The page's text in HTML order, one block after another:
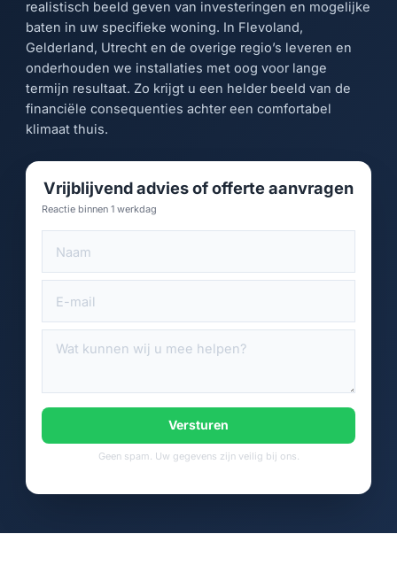
realistisch beeld geven van investeringen en mogelijke
baten in uw specifieke woning. In Flevoland,
Gelderland, Utrecht en de overige regio’s leveren en
onderhouden we installaties met oog voor lange
termijn resultaat. Zo krijgt u een helder beeld van de
financiële consequenties achter een comfortabel
klimaat thuis.
Vrijblijvend advies of offerte aanvragen
Reactie binnen 1 werkdag
Versturen
Geen spam. Uw gegevens zijn veilig bij ons.